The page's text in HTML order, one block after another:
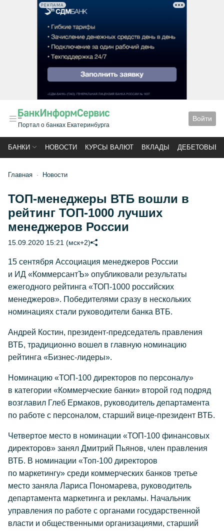
РЕКЛАМА
Портал о банках Екатеринбурга
Войти
БАНКИ НОВОСТИ КУРСЫ ВАЛЮТ ВКЛАДЫ ДЕБЕТОВЫЕ
Главная Новости
ТОП-менеджеры ВТБ вошли в
рейтинг ТОП-1000 лучших
менеджеров России
15.09.2020 15:21 (мск+2)
15 сентября Ассоциация менеджеров России
и ИД «КоммерсантЪ» опубликовали результаты
ежегодного рейтинга «ТОП-1000 российских
менеджеров». Победителями сразу в нескольких
номинациях стали руководители банка ВТБ.
Андрей Костин, президент-председатель правления
ВТБ, традиционно вошел в главную номинацию
рейтинга «Бизнес-лидеры».
Номинацию «ТОП-100 директоров по персоналу»
в категории «Коммерческие банки» второй год подряд
возглавил Глеб Ермаков, руководитель департамента
по работе с персоналом, старший вице-президент ВТБ.
Четвертое место в номинации «ТОП-100 финансовых
директоров» занял Дмитрий Пьянов, член правления
ВТБ. В номинации «Топ-100 директоров
по маркетингу» среди коммерческих банков третье
место заняла Лариса Пономарева, руководитель
департамента маркетинга и рекламы. Начальник
управления по работе с органами государственной
власти и общественными организациями, старший